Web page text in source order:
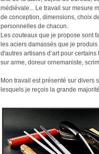
médiévale... Le travail sur mesure
de conception, dimensions, choix
personnelles de chacun.
Les couteaux que je propose sont
les aciers damassés que je
d'autres artisans d’art pour
sur arme, doreur ornemaniste,
Mon travail est présenté sur divers
lesquels je reçois la grande